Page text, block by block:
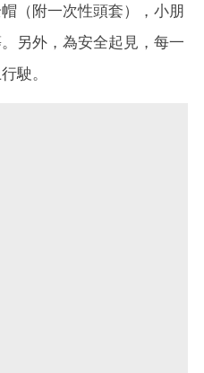
（附一次性頭套），小朋
另外，為安全起見，每一
駛。